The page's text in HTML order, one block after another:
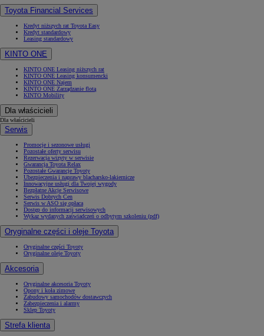
Toyota Financial Services
Kredyt niższych rat Toyota Easy
Kredyt standardowy
Leasing standardowy
KINTO ONE
KINTO ONE Leasing niższych rat
KINTO ONE Leasing konsumencki
KINTO ONE Najem
KINTO ONE Zarządzanie flotą
KINTO Mobility
Dla właścicieli
Dla właścicieli
Serwis
Promocje i sezonowe usługi
Pozostałe oferty serwisu
Rezerwacja wizyty w serwisie
Gwarancja Toyota Relax
Pozostałe Gwarancje Toyoty
Ubezpieczenia i naprawy blacharsko-lakiernicze
Innowacyjne usługi dla Twojej wygody
Bezpłatne Akcje Serwisowe
Serwis Dobrych Cen
Serwis w ASO się opłaca
Dostęp do informacji serwisowych
Wykaz wydanych zaświadczeń o odbytym szkoleniu (pdf)
Oryginalne części i oleje Toyota
Oryginalne części Toyoty
Oryginalne oleje Toyoty
Akcesoria
Oryginalne akcesoria Toyoty
Opony i koła zimowe
Zabudowy samochodów dostawczych
Zabezpieczenia i alarmy
Sklep Toyoty
Strefa klienta